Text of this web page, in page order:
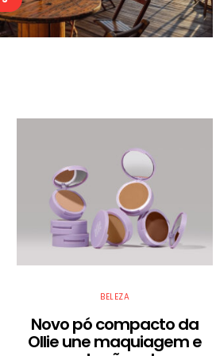
BELEZA
Novo pó compacto da
Ollie une maquiagem e